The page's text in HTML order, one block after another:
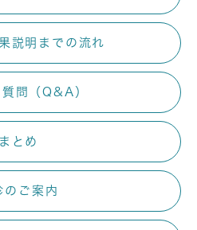
説明までの流れ
問（Q&A）
まとめ
のご案内